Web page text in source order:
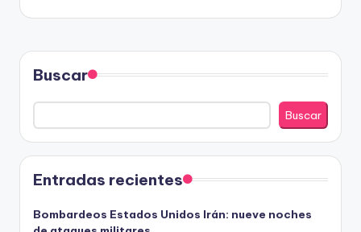
Buscar
Buscar
Entradas recientes
Bombardeos Estados Unidos Irán: nueve noches